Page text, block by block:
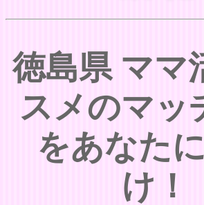
徳島県 ママ
スメのマッ
をあなた
け！